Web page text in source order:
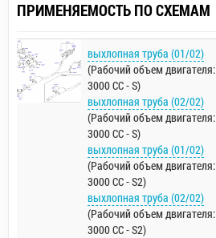
ПРИМЕНЯЕМОСТЬ ПО СХЕМАМ
выхлопная труба (01/02)
(Рабочий объем двигателя:
3000 CC - S)
выхлопная труба (02/02)
(Рабочий объем двигателя:
3000 CC - S)
выхлопная труба (01/02)
(Рабочий объем двигателя:
3000 CC - S2)
выхлопная труба (02/02)
(Рабочий объем двигателя:
3000 CC - S2)